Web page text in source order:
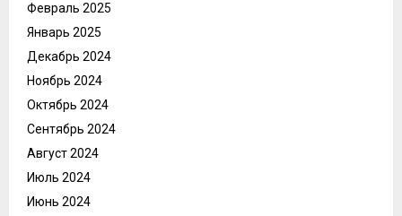
Февраль 2025
Январь 2025
Декабрь 2024
Ноябрь 2024
Октябрь 2024
Сентябрь 2024
Август 2024
Июль 2024
Июнь 2024